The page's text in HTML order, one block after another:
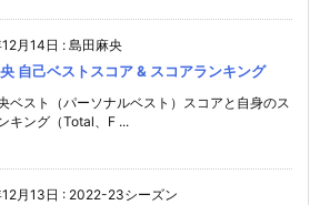
月14日 : 島田麻央
自己ベストスコア & スコアランキング
ベスト（パーソナルベスト）スコアと自身のス
キング（Total、F ...
月13日 : 2022-23シーズン